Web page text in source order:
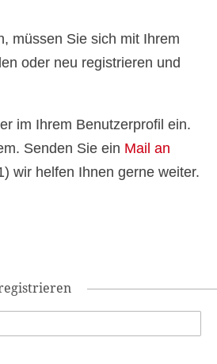
müssen Sie sich mit Ihrem
oder neu registrieren und
im Ihrem Benutzerprofil ein.
Senden Sie ein Mail an
wir helfen Ihnen gerne weiter.